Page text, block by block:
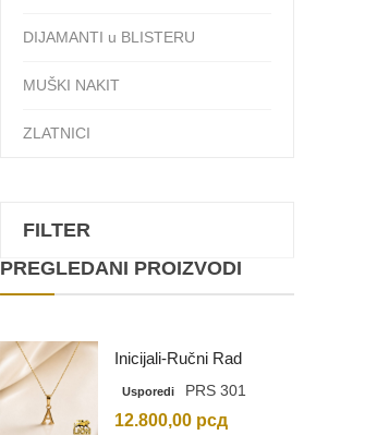
DIJAMANTI u BLISTERU
MUŠKI NAKIT
ZLATNICI
FILTER
PREGLEDANI PROIZVODI
Inicijali-Ručni Rad
Usporedi PRS 301
12.800,00 рсд